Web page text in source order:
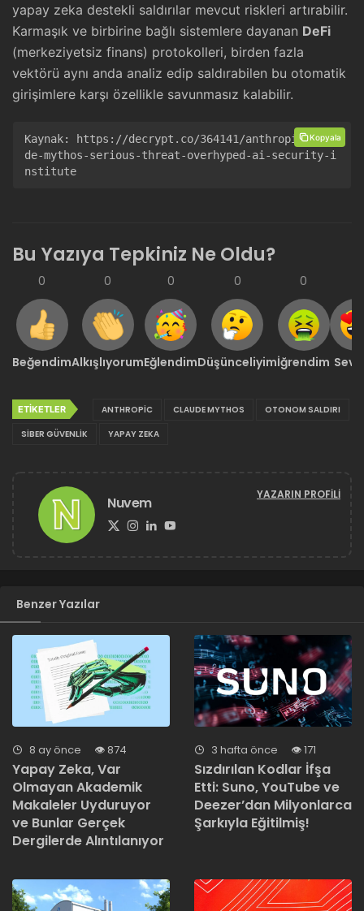
yapay zeka destekli saldırılar mevcut riskleri artırabilir.
Karmaşık ve birbirine bağlı sistemlere dayanan DeFi
(merkeziyetsiz finans) protokolleri, birden fazla
vektörü aynı anda analiz edip saldırabilen bu otomatik
girişimlere karşı özellikle savunmasız kalabilir.
Kaynak:
https://decrypt.co/364141/anthropic-clau
de-mythos-serious-threat-overhyped-ai-security-i
nstitute
Kopyala
Bu Yazıya Tepkiniz Ne Oldu?
0
Beğendim
0
Alkışlıyorum
0
Eğlendim
0
Düşünceliyim
0
İğrendim
ETIKETLER ANTHROPIC CLAUDE MYTHOS
OTONOM SALDIRI
SIBER GÜVENLIK
YAPAY ZEKA
Nuvem YAZARIN PROFILI
Benzer Yazılar
8 ay önce 874
Yapay Zeka, Var
Olmayan Akademik
Makaleler Uyduruyor
ve Bunlar Gerçek
Dergilerde Alıntılanıyor
3 hafta önce 171
Sızdırılan Kodlar İfşa
Etti: Suno, YouTube ve
Deezer’dan Milyonlarca
Şarkıyla Eğitilmiş!